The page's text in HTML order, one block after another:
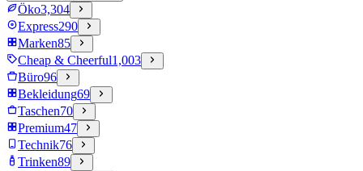
Öko3,304
Express290
Marken85
Cheap & Cheerful1,003
Büro96
Bekleidung69
Taschen70
Premium47
Technik76
Trinken89